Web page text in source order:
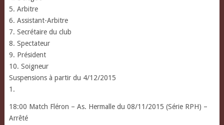
5. Arbitre
6. Assistant-Arbitre
7. Secrétaire du club
8. Spectateur
9. Président
10. Soigneur
Suspensions à partir du 4/12/2015
1.
18:00 Match Fléron – As. Hermalle du 08/11/2015 (Série RPH) –
Arrêté